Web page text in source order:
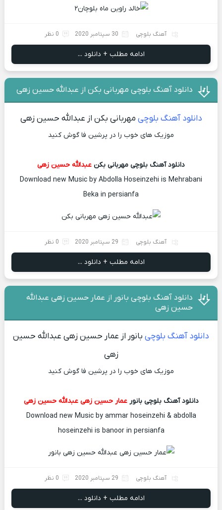
آهنگ بلوچی 30 سپتامبر 2020 0 نظر
ادامه مطلب + دانلود ...
دانلود آهنگ بلوچی مهربانی بکن از عبدالله حسین زهی
دانلود آهنگ بلوچی مهربانی بکن از عبدالله حسین زهی
موزیک های خوب را در پرشین فا گوش کنید
دانلود آهنگ بلوچی مهربانی بکن عبدالله حسین زهی
Download new Music by Abdolla Hoseinzehi is Mehrabani
Beka in persianfa
آهنگ بلوچی 29 سپتامبر 2020 0 نظر
ادامه مطلب + دانلود ...
دانلود آهنگ بلوچی بانور از عمار حسین زهی عبدالله
حسین زهی
دانلود آهنگ بلوچی بانور از عمار حسین زهی عبدالله حسین
زهی
موزیک های خوب را در پرشین فا گوش کنید
دانلود آهنگ بلوچی بانورعمار حسین زهی عبدالله حسین زهی
Download new Music by ammar hoseinzehi & abdolla
hoseinzehi is banoor in persianfa
آهنگ بلوچی 29 سپتامبر 2020 0 نظر
ادامه مطلب + دانلود ...